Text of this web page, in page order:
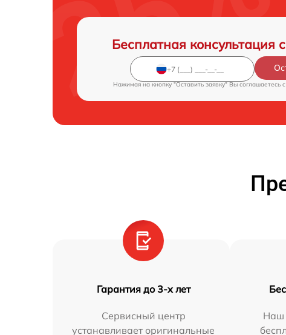
Бесплатная консультация
Нажимая на кнопку "Оставить заявку" Вы соглашаетесь c
Гарантия до 3-х лет
Сервисный центр
устанавливает оригинальные
Наш